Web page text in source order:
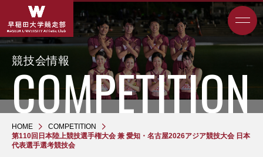
競技会情報
HOME
COMPETITION
第110回日本陸上競技選手権大会 兼 愛知・名古屋2026アジア競技大会 日本
代表選手選考競技会